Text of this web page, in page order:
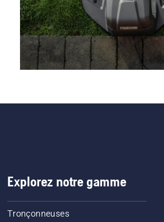
Explorez notre gamme
Tronçonneuses